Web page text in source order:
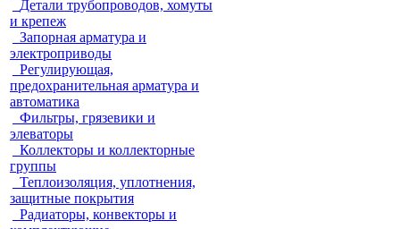
Детали трубопроводов, хомуты
и крепеж
Запорная арматура и
электроприводы
Регулирующая,
предохранительная арматура и
автоматика
Фильтры, грязевики и
элеваторы
Коллекторы и коллекторные
группы
Теплоизоляция, уплотнения,
защитные покрытия
Радиаторы, конвекторы и